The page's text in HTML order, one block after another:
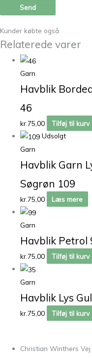
Kunder købte også
Relaterede varer
Garn
Havblik
46
kr.75,00
Tilføj til kurv
Udsolgt
Garn
Havblik Garn
Søgrøn 109
kr.75,00 Læs mere
Garn
Havblik Petrol
kr.75,00 Tilføj til kurv
Garn
Havblik Lys
kr.75,00 Tilføj til kurv
Christian Winthers Vej